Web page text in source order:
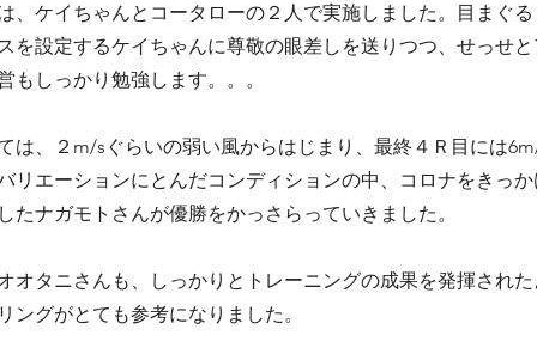
ケイちゃんとコータローの２人で実施しました。目まぐる
を設定するケイちゃんに尊敬の眼差しを送りつつ、せっせ
もしっかり勉強します。。。
、２m/sぐらいの弱い風からはじまり、最終４Ｒ目には
リエーションにとんだコンディションの中、コロナをきっ
たナガモトさんが優勝をかっさらっていきました。
タニさんも、しっかりとトレーニングの成果を発揮された
ングがとても参考になりました。